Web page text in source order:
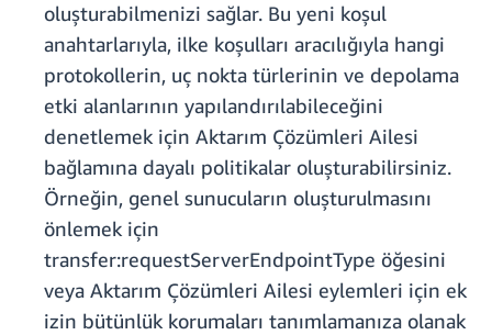
oluşturabilmenizi sağlar. Bu yeni koşul
anahtarlarıyla, ilke koşulları aracılığıyla hangi
protokollerin, uç nokta türlerinin ve depolama
etki alanlarının yapılandırılabileceğini
denetlemek için Aktarım Çözümleri Ailesi
bağlamına dayalı politikalar oluşturabilirsiniz.
Örneğin, genel sunucuların oluşturulmasını
önlemek için
transfer:requestServerEndpointType öğesini
veya Aktarım Çözümleri Ailesi eylemleri için ek
izin bütünlük korumaları tanımlamanıza olanak